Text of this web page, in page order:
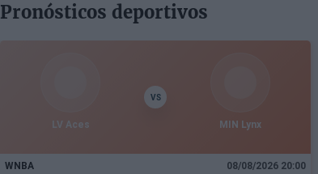
Pronósticos deportivos
LV Aces
VS
MIN Lynx
WNBA 08/08/2026 20:00